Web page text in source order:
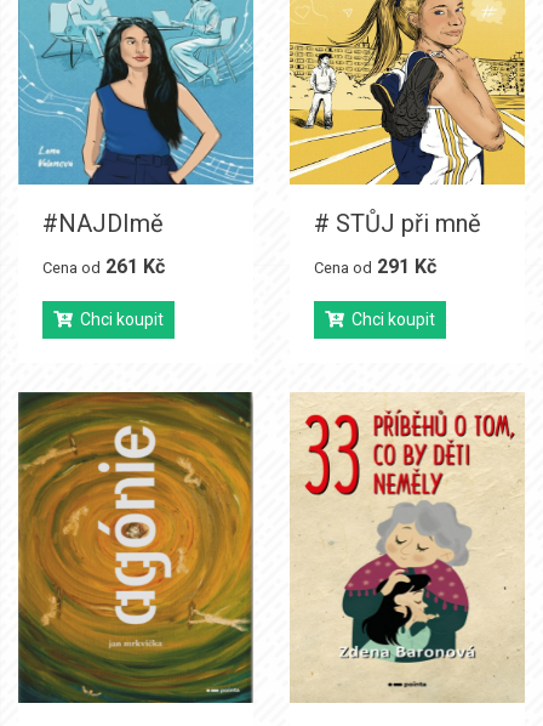
#NAJDImě
Cena od 261 Kč
Chci koupit
# STŮJ při mně
Cena od 291 Kč
Chci koupit